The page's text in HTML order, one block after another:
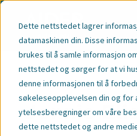
Dette nettstedet lagrer
datamaskinen din. Disse
brukes til å samle informasjon
nettstedet og sørger for at vi
denne informasjonen til å
søkeleseopplevelsen din og for
ytelsesberegninger om våre
dette nettstedet og andre
Jennie